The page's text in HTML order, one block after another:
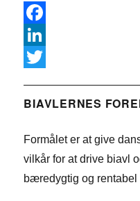
F
a
e
o
L
n
e
w
t
BIAVLERNES
Formålet er at give
vilkår for at drive biavl
bæredygtig og rentabel